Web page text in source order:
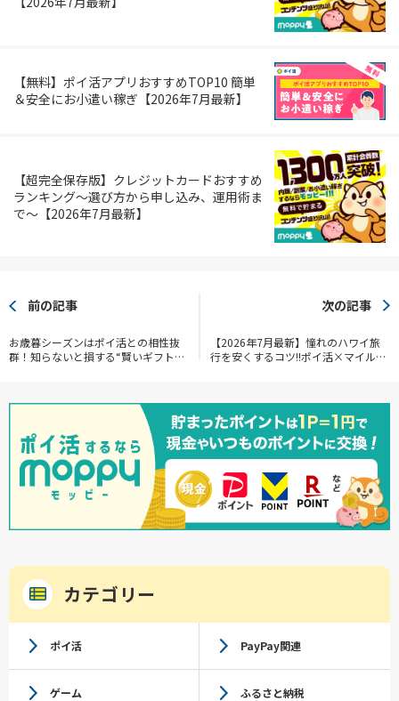
【無料】ポイ活アプリおすすめTOP10 簡単
＆安全にお小遣い稼ぎ【2026年7月最新】
【超完全保存版】クレジットカードおすすめ
ランキング～選び方から申し込み、運用術ま
で～【2026年7月最新】
前の記事
お歳暮シーズンはポイ活との相性抜
群！知らないと損する“賢いギフト選
次の記事
【2026年7月最新】憧れのハワイ旅
行を安くするコツ!!ポイ活×マイルを
カテゴリー
ポイ活 PayPay関連
ゲーム ふるさと納税